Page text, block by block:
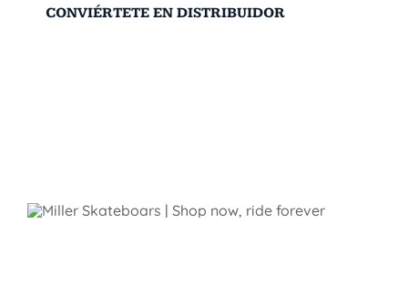
CONVIÉRTETE EN DISTRIBUIDOR